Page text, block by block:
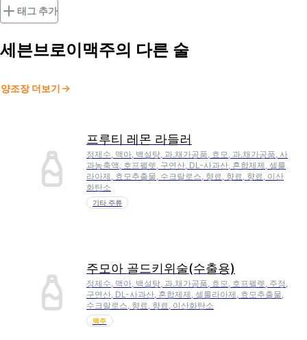
태그 추가
세븐브로이맥주의 다른 술
양조장 더보기
프루티 레몬 라들러
정제수, 맥아, 백설탕, 과.채가공품, 효모, 과.채가공품, 사
과농축액, 호프펠렛, 구연산, DL-사과산, 혼합제제, 셀룰
라아제, 효모추출물, 수크랄로스, 향료, 향료, 향료, 이산
화탄소
기타 주류
주모아 골드키위술(수출용)
정제수, 맥아, 백설탕, 과.채가공품, 효모, 호프펠렛, 주정,
구연산, DL-사과산, 혼합제제, 셀룰라아제, 효모추출물,
수크랄로스, 향료, 향료, 이산화탄소
맥주